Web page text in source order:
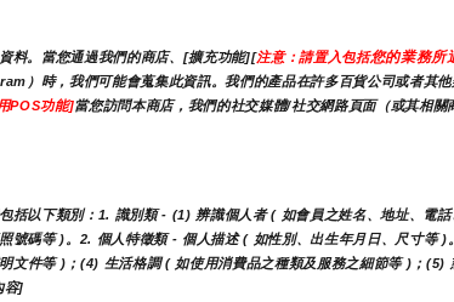
料。當您通過我們的商店、[擴充功能][注意：請置入包括您的業務所
）時，我們可能會蒐集此資訊。我們的產品在許多百貨公司或者其
POS功能]當您訪問本商店，我們的社交媒體/社交網路頁面（或其相
括以下類別：1. 識別類 - (1) 辨識個人者 ( 如會員之姓名、地址、
號碼等 )。2. 個人特徵類 - 個人描述 ( 如性別、出生年月日、尺寸
文件等 )；(4) 生活格調 ( 如使用消費品之種類及服務之細節等 )；
容]